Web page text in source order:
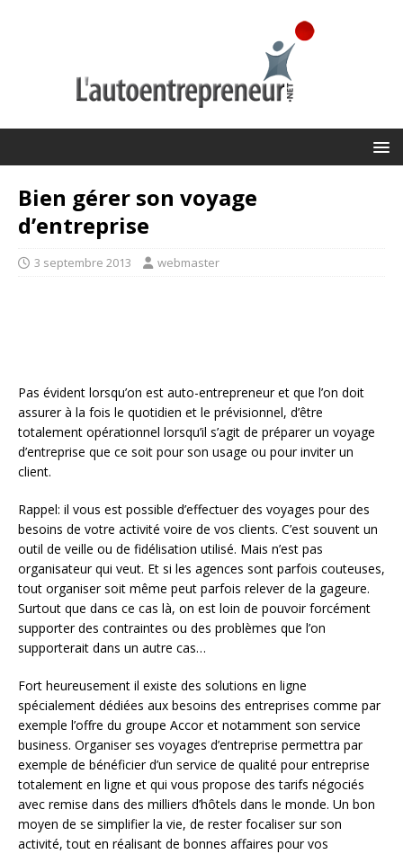
Bien gérer son voyage
d’entreprise
3 septembre 2013 webmaster
Pas évident lorsqu’on est auto-entrepreneur et que l’on doit
assurer à la fois le quotidien et le prévisionnel, d’être
totalement opérationnel lorsqu’il s’agit de préparer un voyage
d’entreprise que ce soit pour son usage ou pour inviter un
client.
Rappel: il vous est possible d’effectuer des voyages pour des
besoins de votre activité voire de vos clients. C’est souvent un
outil de veille ou de fidélisation utilisé. Mais n’est pas
organisateur qui veut. Et si les agences sont parfois couteuses,
tout organiser soit même peut parfois relever de la gageure.
Surtout que dans ce cas là, on est loin de pouvoir forcément
supporter des contraintes ou des problèmes que l’on
supporterait dans un autre cas…
Fort heureusement il existe des solutions en ligne
spécialement dédiées aux besoins des entreprises comme par
exemple l’offre du groupe Accor et notamment son service
business. Organiser ses voyages d’entreprise permettra par
exemple de bénéficier d’un service de qualité pour entreprise
totalement en ligne et qui vous propose des tarifs négociés
avec remise dans des milliers d’hôtels dans le monde. Un bon
moyen de se simplifier la vie, de rester focaliser sur son
activité, tout en réalisant de bonnes affaires pour vos